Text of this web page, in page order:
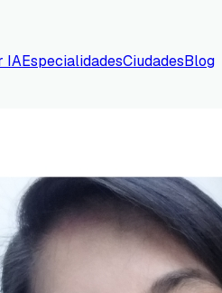
IAEspecialidadesCiudadesBlog